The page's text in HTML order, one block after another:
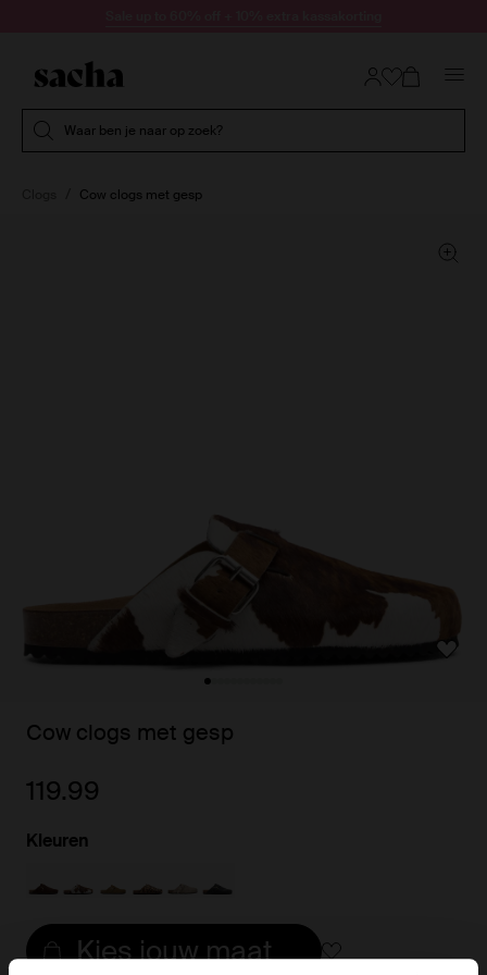
Waar ben je naar op zoek?
Cow clogs met gesp
Cow clogs met gesp
119.99
Kleuren
Kies jouw maat